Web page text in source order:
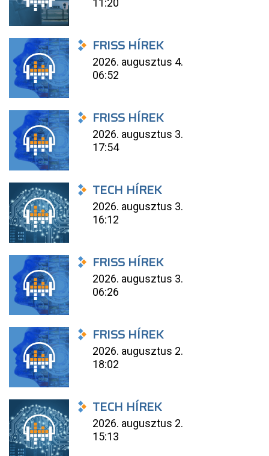
11:20
FRISS HÍREK
2026. augusztus 4.
06:52
FRISS HÍREK
2026. augusztus 3.
17:54
TECH HÍREK
2026. augusztus 3.
16:12
FRISS HÍREK
2026. augusztus 3.
06:26
FRISS HÍREK
2026. augusztus 2.
18:02
TECH HÍREK
2026. augusztus 2.
15:13